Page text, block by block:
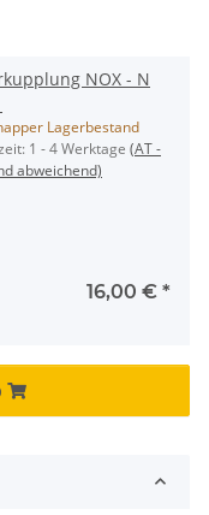
NOX - N
Lagerbestand
1 - 4 Werktage (AT -
abweichend)
16,00 € *